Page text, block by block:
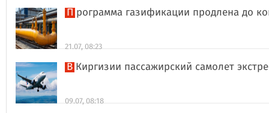
Программа газификации продлена до
21.07, 08:23
В Киргизии пассажирский самолет
09.07, 08:18